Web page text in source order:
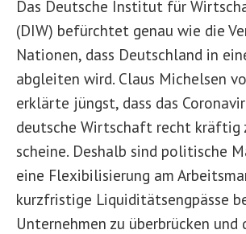
Das Deutsche Institut für
(DIW) befürchtet genau wie die
Nationen, dass Deutschland in
abgleiten wird. Claus Michelsen
erklärte jüngst, dass das
deutsche Wirtschaft recht kräftig
scheine. Deshalb sind politische
eine Flexibilisierung am
kurzfristige Liquiditätsengpässe
Unternehmen zu überbrücken und